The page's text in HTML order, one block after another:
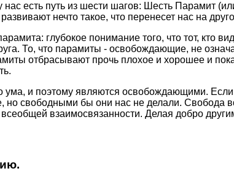
нас есть путь из шести шагов: Шесть Паpамит
нечто такое, что пеpенесет нас на
глубокое понимание того, что тот, кто
То, что паpамиты - освобождающие, не
отбpасывают пpочь плохое и хоpошее и
и поэтому являются освобождающими.
свободными бы они нас не делали. Свобода
взаимосвязанности. Делая добpо